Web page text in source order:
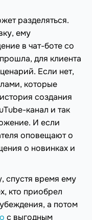
разделяться.
ему
в чат-боте со
для клиента
Если нет,
которые
создания
канал и так
И если
оповещают о
о новинках и
спустя время ему
кто приобрел
а потом
с выгодным